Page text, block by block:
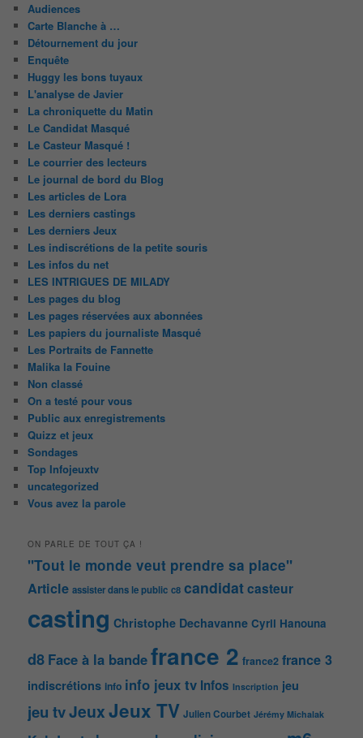
Audiences
Carte Blanche à …
Détournement du jour
Enquête
Huggy les bons tuyaux
L'analyse de Javier
La chroniquette du Matin
Le Candidat Masqué
Le Casteur Masqué !
Le courrier des lecteurs
Le journal de bord du Blog
Les articles de Lora
Les derniers castings
Les derniers Jeux
Les indiscrétions de la petite souris
Les infos du net
LES INTRIGUES DE MILADY
Les pages du blog
Les pages réservées aux abonnées
Les papiers du journaliste Masqué
Les Portraits de Fannette
Malika la Fouine
Non classé
On a testé pour vous
Public aux enregistrements
Quizz et jeux
Sondages
Top Infojeuxtv
uncategorized
Vous avez la parole
ON PARLE DE TOUT ÇA !
"Tout le monde veut prendre sa place"
Article assister dans le public c8 candidatcasteur
casting Christophe Dechavanne Cyril Hanouna
d8 Face à la bandefrance 2 france2 france 3
indiscrétions info info jeux tv Infos Inscription jeu
jeu tvJeuxJeux TV Julien Courbet Jérémy Michalak